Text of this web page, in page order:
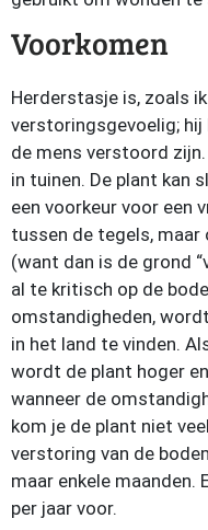
Voorkomen
Herderstasje is, zoals
verstoringsgevoelig;
de mens verstoord
in tuinen. De plant kan
een voorkeur voor een
tussen de tegels,
(want dan is de grond
al te kritisch op de
omstandigheden,
in het land te vinden.
wordt de plant hoger
wanneer de
kom je de plant niet
verstoring van de
maar enkele maanden.
per jaar voor.